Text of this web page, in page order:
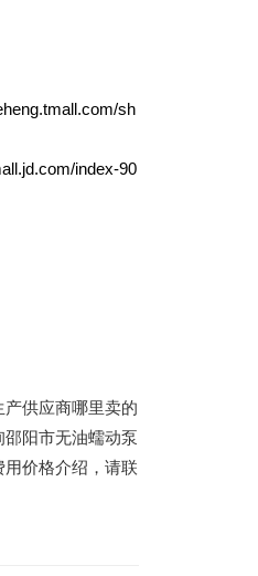
sh
index-90
供应商哪里卖的
阳市无油蠕动泵
价格介绍，请联